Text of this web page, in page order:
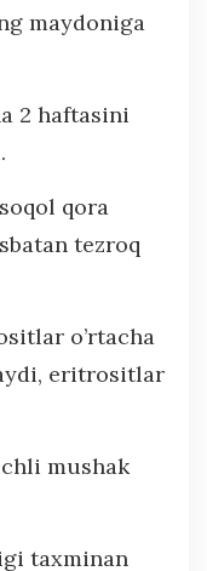
maydoniga
2 haftasini
qora
tezroq
o’rtacha
eritrositlar
mushak
taxminan